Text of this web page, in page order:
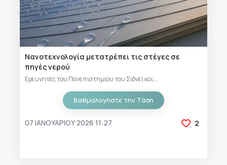
Νανοτεχνολογία μετατρέπει τις στέγες σε
πηγές νερού
Ερευνητές του Πανεπιστημίου του Σίδνεϊ και...
Βαθμολογήστε την Τάση
07 ΙΑΝΟΥΑΡΊΟΥ 2026 11:27 2